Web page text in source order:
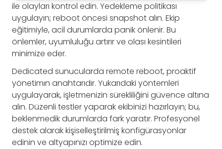
ile olayları kontrol edin. Yedekleme politikası
uygulayın; reboot öncesi snapshot alın. Ekip
eğitimiyle, acil durumlarda panik önlenir. Bu
önlemler, uyumluluğu artırır ve olası kesintileri
minimize eder.
Dedicated sunucularda remote reboot, proaktif
yönetimın anahtarıdır. Yukarıdaki yöntemleri
uygulayarak, işletmenizin sürekliliğini güvence altına
alın. Düzenli testler yaparak ekibinizi hazırlayın; bu,
beklenmedik durumlarda fark yaratır. Profesyonel
destek alarak kişiselleştirilmiş konfigürasyonlar
edinin ve altyapınızı optimize edin.